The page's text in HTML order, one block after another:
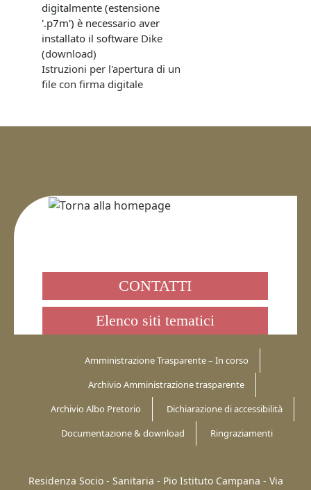
digitalmente (estensione
'.p7m') è necessario aver
installato il software Dike
(download)
Istruzioni per l'apertura di un
file con firma digitale
CONTATTI
Elenco siti tematici
Amministrazione Trasparente – In corso
Archivio Amministrazione trasparente
Archivio Albo Pretorio
Dichiarazione di accessibilità
Documentazione & download
Ringraziamenti
Residenza Socio - Sanitaria - Pio Istituto Campana - Via